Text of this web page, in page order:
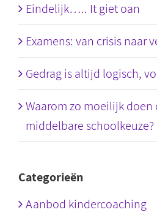
Eindelijk….. It giet oan
Examens: van crisis naar
Gedrag is altijd logisch,
Waarom zo moeilijk doen
middelbare schoolkeuze?
Categorieën
Aanbod kindercoaching